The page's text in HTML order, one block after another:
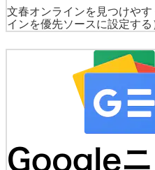
文春オンラインを見つけやす
インを優先ソースに設定する